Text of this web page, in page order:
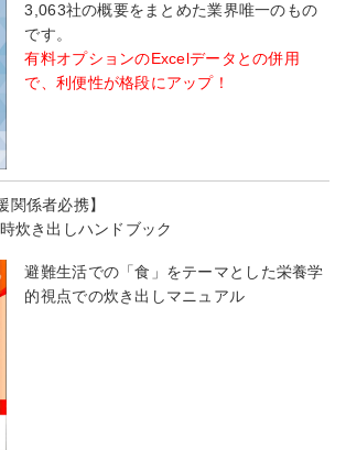
3,063社の概要をまとめた業界唯一のもの
です。
有料オプションのExcelデータとの併用
で、利便性が格段にアップ！
関係者必携】
炊き出しハンドブック
避難生活での「食」をテーマとした栄養学
的視点での炊き出しマニュアル